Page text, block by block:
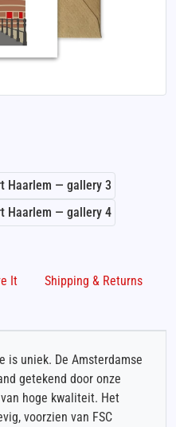
It Shipping & Returns
is uniek. De Amsterdamse
getekend door onze
hoge kwaliteit. Het
voorzien van FSC